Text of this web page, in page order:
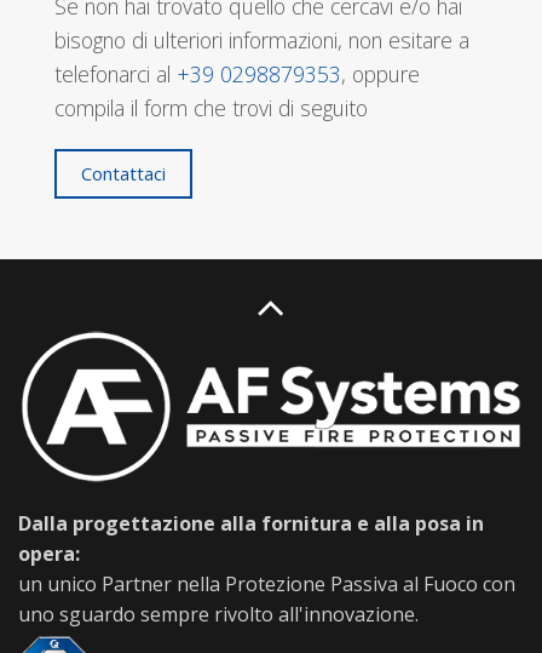
bisogno di ulteriori informazioni, non esitare a
telefonarci al +39 0298879353, oppure
compila il form che trovi di seguito
Contattaci
Dalla progettazione alla fornitura e alla posa in
opera:
un unico Partner nella Protezione Passiva al Fuoco con
uno sguardo sempre rivolto all'innovazione.